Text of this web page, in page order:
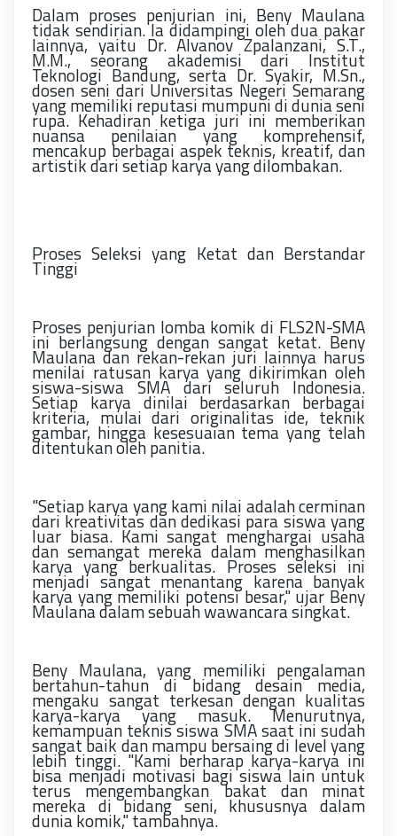
Dalam proses penjurian ini, Beny Maulana
tidak sendirian. Ia didampingi oleh dua pakar
lainnya, yaitu Dr. Alvanov Zpalanzani, S.T.,
M.M., seorang akademisi dari Institut
Teknologi Bandung, serta Dr. Syakir, M.Sn.,
dosen seni dari Universitas Negeri Semarang
yang memiliki reputasi mumpuni di dunia seni
rupa. Kehadiran ketiga juri ini memberikan
nuansa penilaian yang komprehensif,
mencakup berbagai aspek teknis, kreatif, dan
artistik dari setiap karya yang dilombakan.
Proses Seleksi yang Ketat dan Berstandar
Tinggi
Proses penjurian lomba komik di FLS2N-SMA
ini berlangsung dengan sangat ketat. Beny
Maulana dan rekan-rekan juri lainnya harus
menilai ratusan karya yang dikirimkan oleh
siswa-siswa SMA dari seluruh Indonesia.
Setiap karya dinilai berdasarkan berbagai
kriteria, mulai dari originalitas ide, teknik
gambar, hingga kesesuaian tema yang telah
ditentukan oleh panitia.
"Setiap karya yang kami nilai adalah cerminan
dari kreativitas dan dedikasi para siswa yang
luar biasa. Kami sangat menghargai usaha
dan semangat mereka dalam menghasilkan
karya yang berkualitas. Proses seleksi ini
menjadi sangat menantang karena banyak
karya yang memiliki potensi besar," ujar Beny
Maulana dalam sebuah wawancara singkat.
Beny Maulana, yang memiliki pengalaman
bertahun-tahun di bidang desain media,
mengaku sangat terkesan dengan kualitas
karya-karya yang masuk. Menurutnya,
kemampuan teknis siswa SMA saat ini sudah
sangat baik dan mampu bersaing di level yang
lebih tinggi. "Kami berharap karya-karya ini
bisa menjadi motivasi bagi siswa lain untuk
terus mengembangkan bakat dan minat
mereka di bidang seni, khususnya dalam
dunia komik," tambahnya.